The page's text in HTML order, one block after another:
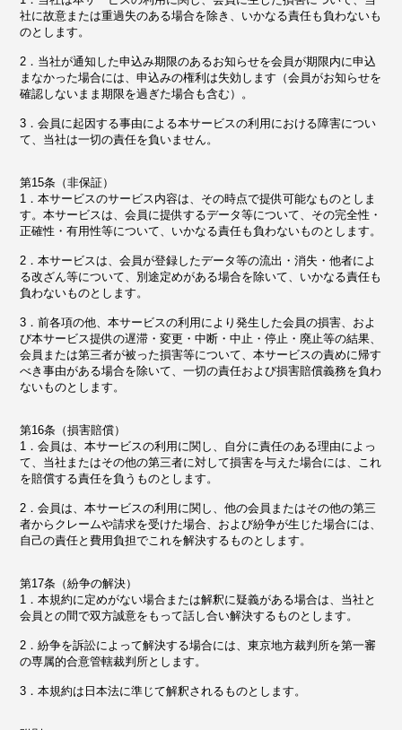
社に故意または重過失のある場合を除き、いかなる責任も負わないも
のとします。
2．当社が通知した申込み期限のあるお知らせを会員が期限内に申込
まなかった場合には、申込みの権利は失効します（会員がお知らせを
確認しないまま期限を過ぎた場合も含む）。
3．会員に起因する事由による本サービスの利用における障害につい
て、当社は一切の責任を負いません。
第15条（非保証）
1．本サービスのサービス内容は、その時点で提供可能なものとしま
す。本サービスは、会員に提供するデータ等について、その完全性・
正確性・有用性等について、いかなる責任も負わないものとします。
2．本サービスは、会員が登録したデータ等の流出・消失・他者によ
る改ざん等について、別途定めがある場合を除いて、いかなる責任も
負わないものとします。
3．前各項の他、本サービスの利用により発生した会員の損害、およ
び本サービス提供の遅滞・変更・中断・中止・停止・廃止等の結果、
会員または第三者が被った損害等について、本サービスの責めに帰す
べき事由がある場合を除いて、一切の責任および損害賠償義務を負わ
ないものとします。
第16条（損害賠償）
1．会員は、本サービスの利用に関し、自分に責任のある理由によっ
て、当社またはその他の第三者に対して損害を与えた場合には、これ
を賠償する責任を負うものとします。
2．会員は、本サービスの利用に関し、他の会員またはその他の第三
者からクレームや請求を受けた場合、および紛争が生じた場合には、
自己の責任と費用負担でこれを解決するものとします。
第17条（紛争の解決）
1．本規約に定めがない場合または解釈に疑義がある場合は、当社と
会員との間で双方誠意をもって話し合い解決するものとします。
2．紛争を訴訟によって解決する場合には、東京地方裁判所を第一審
の専属的合意管轄裁判所とします。
3．本規約は日本法に準じて解釈されるものとします。